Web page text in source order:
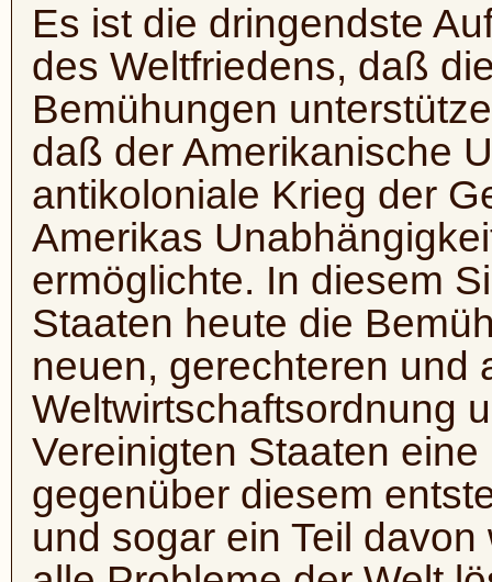
Es ist die dringendste
des Weltfriedens, daß
Bemühungen
daß der Amerikanische
antikoloniale Krieg der
Amerikas
ermöglichte. In diesem
Staaten heute die
neuen, gerechteren und
Weltwirtschaftsordnung
Vereinigten Staaten
gegenüber diesem
und sogar ein Teil